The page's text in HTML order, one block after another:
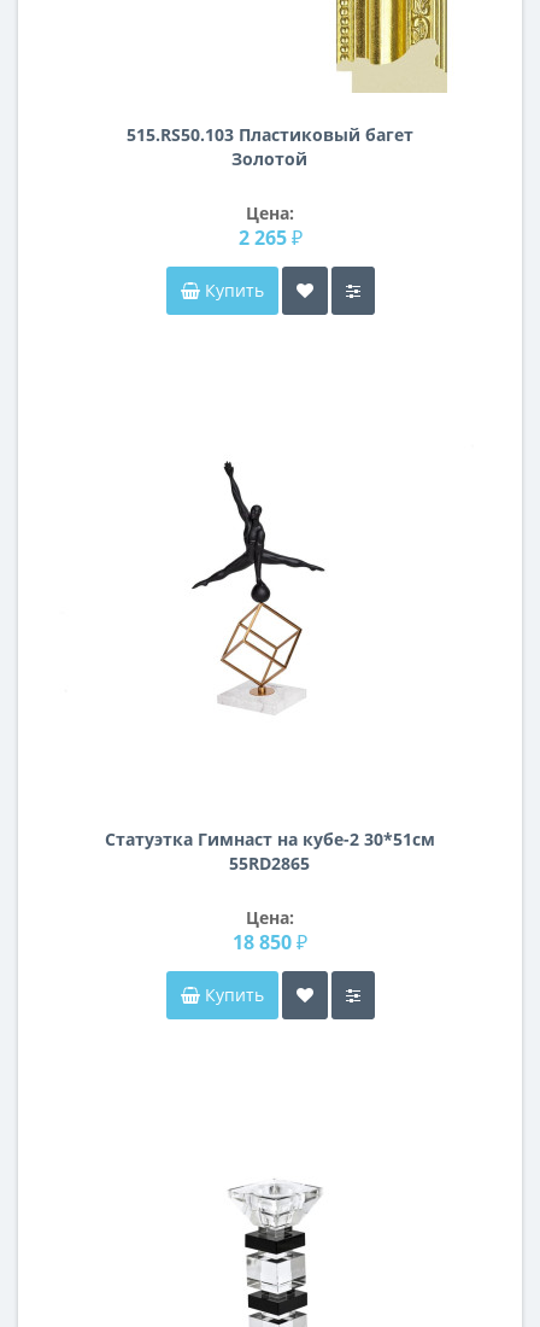
515.RS50.103 Пластиковый багет
Золотой
Цена:
2 265 ₽
Купить
Статуэтка Гимнаст на кубе-2 30*51см
55RD2865
Цена:
18 850 ₽
Купить